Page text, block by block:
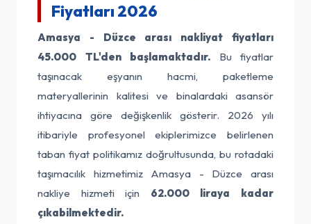
Fiyatları 2026
Amasya - Düzce arası nakliyat fiyatları
45.000 TL'den başlamaktadır. Bu fiyatlar
taşınacak eşyanın hacmi, paketleme
materyallerinin kalitesi ve binalardaki asansör
ihtiyacına göre değişkenlik gösterir. 2026 yılı
itibariyle profesyonel ekiplerimizce belirlenen
taban fiyat politikamız doğrultusunda, bu rotadaki
taşımacılık hizmetimiz Amasya - Düzce arası
nakliye hizmeti için 62.000 liraya kadar
çıkabilmektedir.